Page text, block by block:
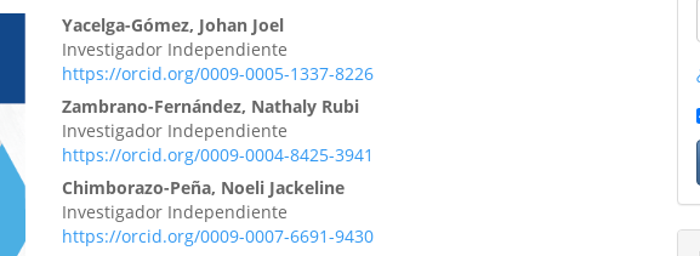
Contenido
principal
del
artículo
Yacelga-Gómez, Johan Joel
Investigador Independiente
https://orcid.org/0009-0005-1337-8226
Zambrano-Fernández, Nathaly Rubi
Investigador Independiente
https://orcid.org/0009-0004-8425-3941
Chimborazo-Peña, Noeli Jackeline
Investigador Independiente
https://orcid.org/0009-0007-6691-9430